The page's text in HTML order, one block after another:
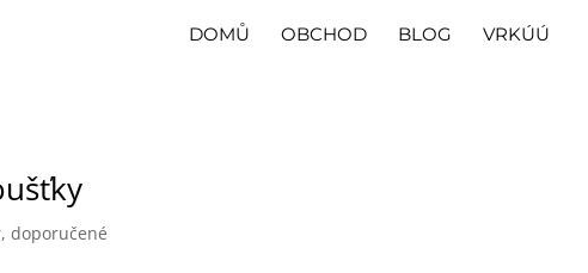
DOMŮ OBCHOD BLOG VRKÚÚ
doporučené